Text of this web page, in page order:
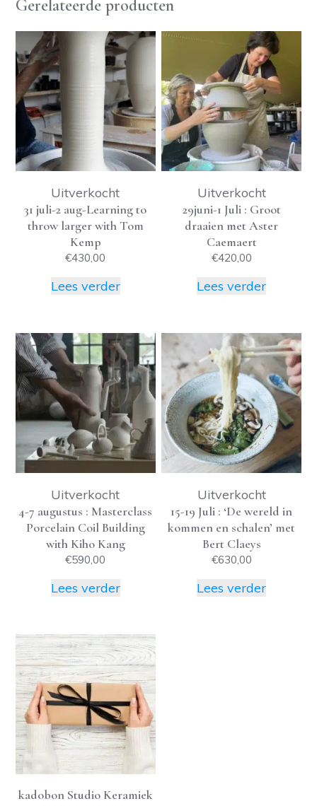
Gerelateerde producten
Uitverkocht
31 juli-2 aug-Learning to
throw larger with Tom
Kemp
€430,00
Lees verder
Uitverkocht
29juni-1 Juli : Groot
draaien met Aster
Caemaert
€420,00
Lees verder
Uitverkocht
4-7 augustus : Masterclass
Porcelain Coil Building
with Kiho Kang
€590,00
Lees verder
Uitverkocht
15-19 Juli : ‘De wereld in
kommen en schalen’ met
Bert Claeys
€630,00
Lees verder
kadobon Studio Keramiek
Dit
product
heeft
meerdere
variaties.
Deze
optie
kan
worden